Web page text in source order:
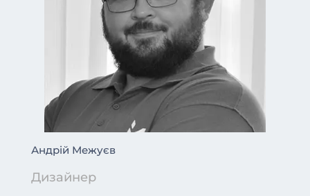
Андрій Межуєв
Дизайнер